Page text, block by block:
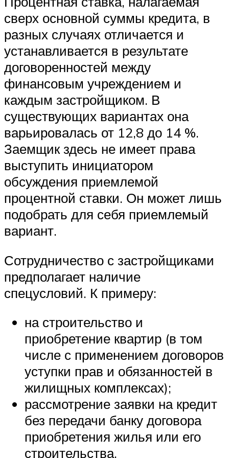
сверх основной суммы кредита, в
разных случаях отличается и
устанавливается в результате
договоренностей между
финансовым учреждением и
каждым застройщиком. В
существующих вариантах она
варьировалась от 12,8 до 14 %.
Заемщик здесь не имеет права
выступить инициатором
обсуждения приемлемой
процентной ставки. Он может лишь
подобрать для себя приемлемый
вариант.
Сотрудничество с застройщиками
предполагает наличие
спецусловий. К примеру:
на строительство и
приобретение квартир (в том
числе с применением договоров
уступки прав и обязанностей в
жилищных комплексах);
рассмотрение заявки на кредит
без передачи банку договора
приобретения жилья или его
строительства.